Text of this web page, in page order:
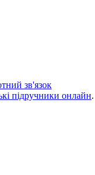
зв'язок
підручники онлайн.